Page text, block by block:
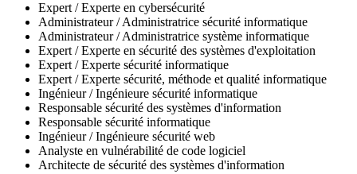
Expert / Experte en cybersécurité
Administrateur / Administratrice sécurité informatique
Administrateur / Administratrice système informatique
Expert / Experte en sécurité des systèmes d'exploitation
Expert / Experte sécurité informatique
Expert / Experte sécurité, méthode et qualité informatique
Ingénieur / Ingénieure sécurité informatique
Responsable sécurité des systèmes d'information
Responsable sécurité informatique
Ingénieur / Ingénieure sécurité web
Analyste en vulnérabilité de code logiciel
Architecte de sécurité des systèmes d'information